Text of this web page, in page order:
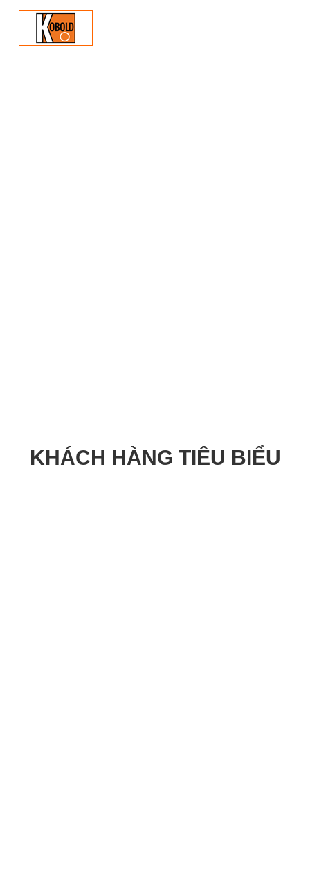
Thông số kỹ thuật:
- Nhiệt độ hoạt động: Tùy thuộc vào loại vỏ và đường kính
KHÁCH HÀNG TIÊU BIỂU